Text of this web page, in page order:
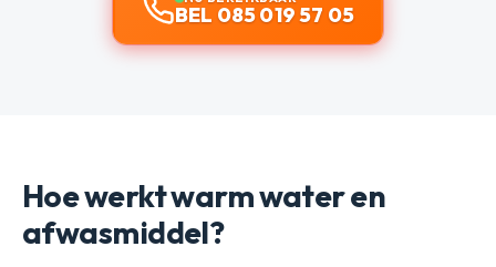
BEL 085 019 57 05
Hoe werkt warm water en
afwasmiddel?